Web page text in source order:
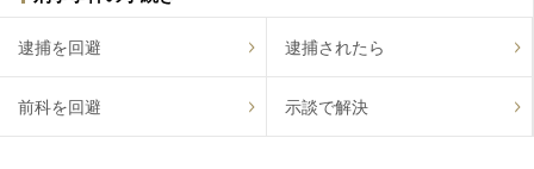
逮捕を回避 逮捕されたら
前科を回避 示談で解決